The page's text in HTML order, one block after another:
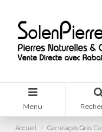
Menu
Accueil Carrelages Grès